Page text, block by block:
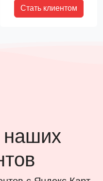
Стать клиентом